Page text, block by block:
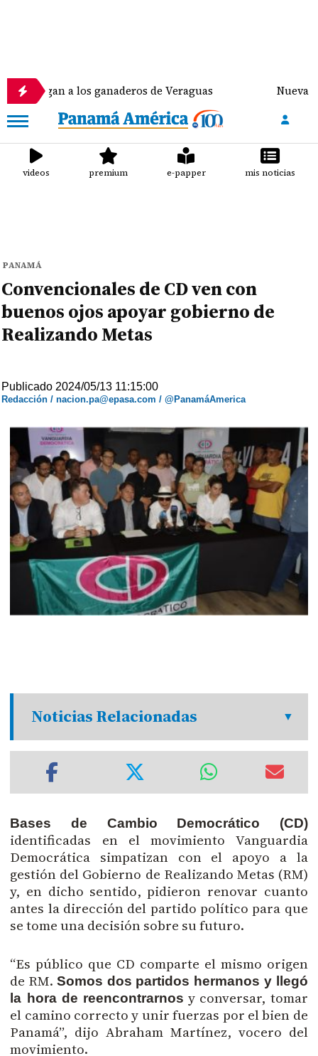
a los ganaderos de Veraguas Nueva estafa por
videos premium e-papper mis noticias
PANAMÁ
Convencionales de CD ven con
buenos ojos apoyar gobierno de
Realizando Metas
Publicado 2024/05/13 11:15:00
Redacción / nacion.pa@epasa.com / @PanamáAmerica
Noticias Relacionadas
Bases de Cambio Democrático (CD)
identificadas en el movimiento Vanguardia
Democrática simpatizan con el apoyo a la
gestión del Gobierno de Realizando Metas (RM)
y, en dicho sentido, pidieron renovar cuanto
antes la dirección del partido político para que
se tome una decisión sobre su futuro.
“Es público que CD comparte el mismo origen
de RM. Somos dos partidos hermanos y llegó
la hora de reencontrarnos y conversar, tomar
el camino correcto y unir fuerzas por el bien de
Panamá”, dijo Abraham Martínez, vocero del
movimiento.